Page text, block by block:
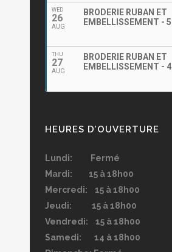
WED
26
AUG
BRODERIE RUBAN ET
EMBELLISSEMENT - 5
THU
27
AUG
BRODERIE RUBAN ET
EMBELLISSEMENT - 4
HEURES D’OUVERTURE
Lundi: Fermé
Mardi: 15 à 18h00
Mercredi: 15 à 18h00
Jeudi: 15 à 18h00
Vendredi: 15 à 18h00
Samedi: 14 à 18h00